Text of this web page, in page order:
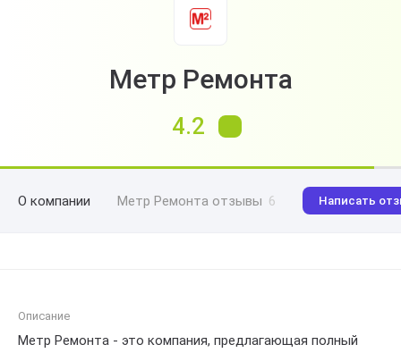
Метр Ремонта
4.2
О компании Метр Ремонта отзывы 6 Написать
Описание
Метр Ремонта - это компания, предлагающая полный